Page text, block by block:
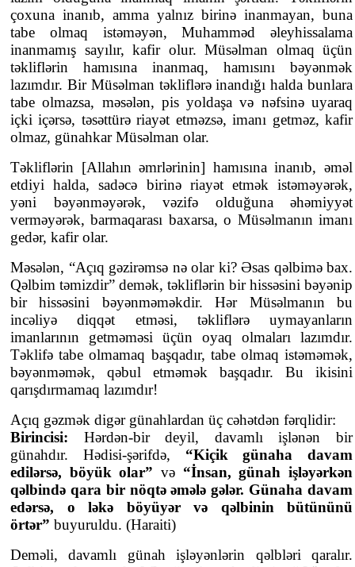
çoxuna inanıb, amma yalnız birinə inanmayan, buna
tabe olmaq istəməyən, Muhamməd əleyhissalama
inanmamış sayılır, kafir olur. Müsəlman olmaq üçün
təkliflərin hamısına inanmaq, hamısını bəyənmək
lazımdır. Bir Müsəlman təkliflərə inandığı halda bunlara
tabe olmazsa, məsələn, pis yoldaşa və nəfsinə uyaraq
içki içərsə, təsəttürə riayət etməzsə, imanı getməz, kafir
olmaz, günahkar Müsəlman olar.
Təkliflərin [Allahın əmrlərinin] hamısına inanıb, əməl
etdiyi halda, sadəcə birinə riayət etmək istəməyərək,
yəni bəyənməyərək, vəzifə olduğuna əhəmiyyət
verməyərək, barmaqarası baxarsa, o Müsəlmanın imanı
gedər, kafir olar.
Məsələn, “Açıq gəzirəmsə nə olar ki? Əsas qəlbimə bax.
Qəlbim təmizdir” demək, təkliflərin bir hissəsini bəyənip
bir hissəsini bəyənməməkdir. Hər Müsəlmanın bu
incəliyə diqqət etməsi, təkliflərə uymayanların
imanlarının getməməsi üçün oyaq olmaları lazımdır.
Təklifə tabe olmamaq başqadır, tabe olmaq istəməmək,
bəyənməmək, qəbul etməmək başqadır. Bu ikisini
qarışdırmamaq lazımdır!
Açıq gəzmək digər günahlardan üç cəhətdən fərqlidir:
Birincisi: Hərdən-bir deyil, davamlı işlənən bir
günahdır. Hədisi-şərifdə, “Kiçik günaha davam
edilərsə, böyük olar” və “İnsan, günah işləyərkən
qəlbində qara bir nöqtə əmələ gələr. Günaha davam
edərsə, o ləkə böyüyər və qəlbinin bütününü
örtər” buyuruldu. (Haraiti)
Deməli, davamlı günah işləyənlərin qəlbləri qaralır.